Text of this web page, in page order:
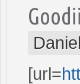
[url=